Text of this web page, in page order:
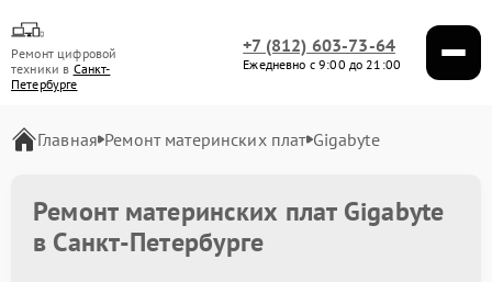
Ремонт цифровой
техники в Санкт-
Петербурге
+7 (812) 603-73-64
Ежедневно с 9:00 до 21:00
Главная Ремонт материнских плат Gigabyte
Ремонт материнских плат Gigabyte
в Санкт-Петербурге